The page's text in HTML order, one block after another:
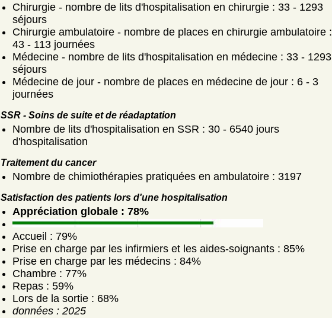
Chirurgie - nombre de lits d'hospitalisation en chirurgie : 33 - 1293
séjours
Chirurgie ambulatoire - nombre de places en chirurgie ambulatoire :
43 - 113 journées
Médecine - nombre de lits d'hospitalisation en médecine : 33 - 1293
séjours
Médecine de jour - nombre de places en médecine de jour : 6 - 3
journées
SSR - Soins de suite et de réadaptation
Nombre de lits d'hospitalisation en SSR : 30 - 6540 jours
d'hospitalisation
Traitement du cancer
Nombre de chimiothérapies pratiquées en ambulatoire : 3197
Satisfaction des patients lors d'une hospitalisation
Appréciation globale : 78%
Accueil : 79%
Prise en charge par les infirmiers et les aides-soignants : 85%
Prise en charge par les médecins : 84%
Chambre : 77%
Repas : 59%
Lors de la sortie : 68%
données : 2025